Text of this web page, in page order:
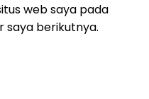
web saya pada
saya berikutnya.